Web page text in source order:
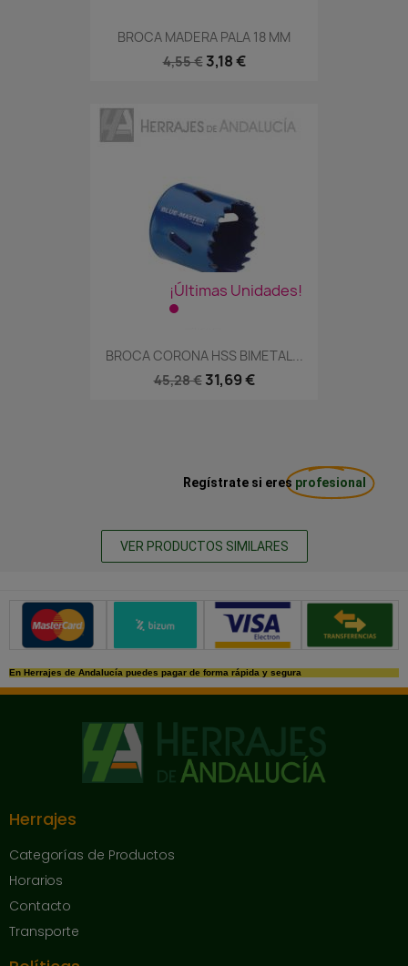
BROCA MADERA PALA 18 MM
4,55 € 3,18 €
¡Últimas Unidades!
BROCA CORONA HSS BIMETAL...
45,28 € 31,69 €
Regístrate si eres profesional
VER PRODUCTOS SIMILARES
Métodos de pago seguros
En Herrajes de Andalucía puedes pagar de forma rápida y segura
Herrajes
Categorías de Productos
Horarios
Contacto
Transporte